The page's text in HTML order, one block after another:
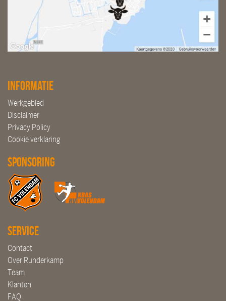
Informatie
Werkgebied
Disclaimer
Privacy Policy
Cookie verklaring
Sponsoring
Service
Contact
Over Runderkamp
Team
Klanten
FAQ